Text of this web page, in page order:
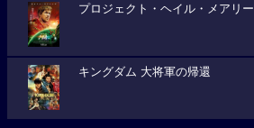
プロジェクト・ヘイル・メアリー
キングダム 大将軍の帰還